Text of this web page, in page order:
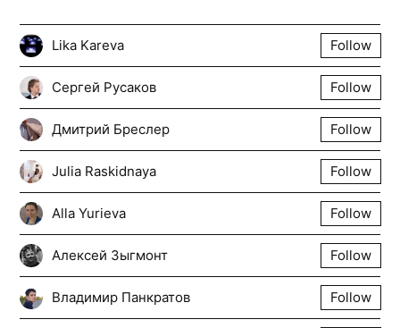
Lika Kareva Follow
Сергей Русаков Follow
Дмитрий Бреслер Follow
Julia Raskidnaya Follow
Alla Yurieva Follow
Алексей Зыгмонт Follow
Владимир Панкратов Follow